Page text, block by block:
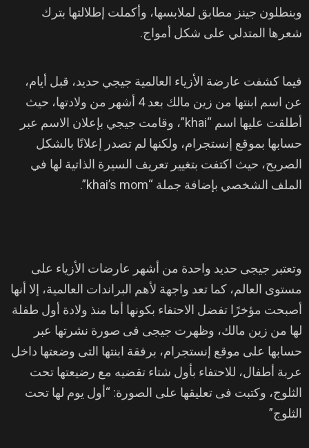
وبنطلون جينز مطابق لملابسها، وأكملت إطلالتها بترك
شعرها المتدلي على شكل أمواج.
فيما كشفت عارضة الأزياء العالمية جيجي حديد، قبل أيام،
عن اسم ابنتها من زين مالك بعد 4 أشهر من ولادتها، حيث
أطلقت عليها اسم “khai”، وقامت جيجي بإعلان الاسم عبر
حسابها بموقع إنستجرام، ولكنها لم تصدر إعلانًا بالشكل
الصريح، حيث اكتفت بتغيير تعريف السيرة الذاتية لها في
الملف الشخصي بإضافة جملة “khai’s mom”.
وتعتبر جيجى حديد واحدة من أشهر عارضات الأزياء على
مستوى العالم، كما تعد واجهة لأهم البراندات العالمية، إلا أنها
أصبحت مؤخرًا تفضل الاحتفاء بكونها أما منذ ولادة أول طفلة
لها من زين مالك، وظهرت جيجى فى صورة نشرتها عبر
حسابها على موقع إنستجرام، برفقة ابنتها التى وضعتها داخل
عربة أطفال، للاحتفاء بأول شتاء تقضيه مع رضيعتها تحت
الثلوج، وكتبت فى تعليقها على الصورة: “أول يوم لها تحت
الثلوج”